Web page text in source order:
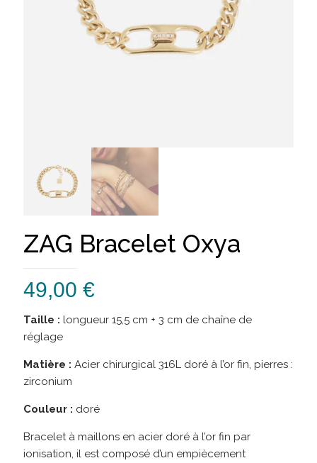
ZAG Bracelet Oxya
49,00 €
Taille : longueur 15,5 cm + 3 cm de chaîne de
réglage
Matière : Acier chirurgical 316L doré à l’or fin, pierres :
zirconium
Couleur : doré
Bracelet à maillons en acier doré à l’or fin par
ionisation, il est composé d’un empiècement